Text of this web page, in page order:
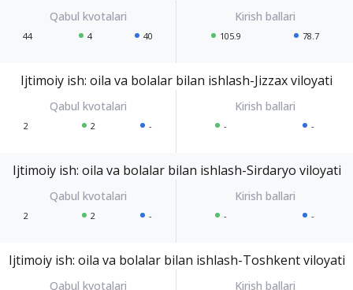
44 4 40 105.9 78.7
Ijtimoiy ish: oila va bolalar bilan ishlash-Jizzax viloyati
2 2 - - -
Ijtimoiy ish: oila va bolalar bilan ishlash-Sirdaryo viloyati
2 2 - - -
Ijtimoiy ish: oila va bolalar bilan ishlash-Toshkent viloyati